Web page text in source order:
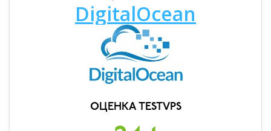
DigitalOcean
ОЦЕНКА TESTVPS